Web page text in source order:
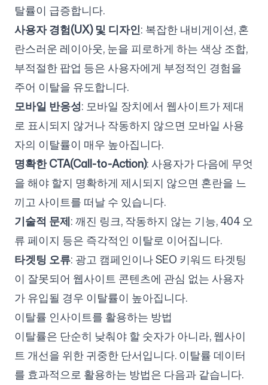
탈률이 급증합니다.
사용자 경험(UX) 및 디자인: 복잡한 내비게이션, 혼
란스러운 레이아웃, 눈을 피로하게 하는 색상 조합,
부적절한 팝업 등은 사용자에게 부정적인 경험을
주어 이탈을 유도합니다.
모바일 반응성: 모바일 장치에서 웹사이트가 제대
로 표시되지 않거나 작동하지 않으면 모바일 사용
자의 이탈률이 매우 높아집니다.
명확한 CTA(Call-to-Action): 사용자가 다음에 무엇
을 해야 할지 명확하게 제시되지 않으면 혼란을 느
끼고 사이트를 떠날 수 있습니다.
기술적 문제: 깨진 링크, 작동하지 않는 기능, 404 오
류 페이지 등은 즉각적인 이탈로 이어집니다.
타겟팅 오류: 광고 캠페인이나 SEO 키워드 타겟팅
이 잘못되어 웹사이트 콘텐츠에 관심 없는 사용자
가 유입될 경우 이탈률이 높아집니다.
이탈률 인사이트를 활용하는 방법
이탈률은 단순히 낮춰야 할 숫자가 아니라, 웹사이
트 개선을 위한 귀중한 단서입니다. 이탈률 데이터
를 효과적으로 활용하는 방법은 다음과 같습니다.